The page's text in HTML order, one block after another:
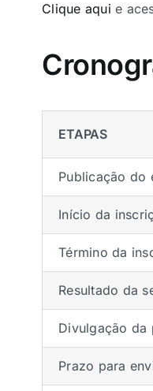
Clique aqui e
ETAPAS
Publicação do
Início da
Término da
Resultado da
Divulgação da
Prazo para